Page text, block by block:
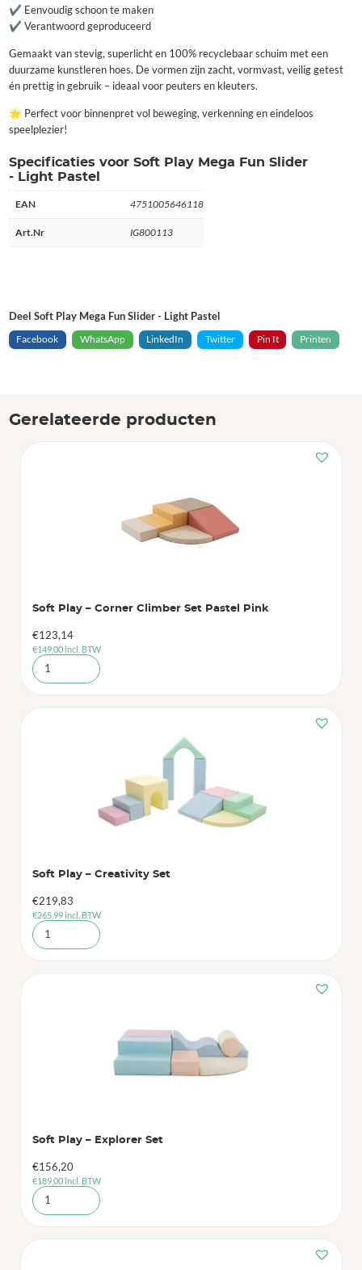
✔️ Eenvoudig schoon te maken
✔️ Verantwoord geproduceerd
Gemaakt van stevig, superlicht en 100% recyclebaar schuim met een
duurzame kunstleren hoes. De vormen zijn zacht, vormvast, veilig getest
én prettig in gebruik – ideaal voor peuters en kleuters.
🌟 Perfect voor binnenpret vol beweging, verkenning en eindeloos
speelplezier!
Specificaties voor Soft Play Mega Fun Slider
- Light Pastel
EAN 4751005646118
Art.Nr IG800113
Deel Soft Play Mega Fun Slider - Light Pastel
Facebook
WhatsApp LinkedIn Twitter Pin It Printen
Gerelateerde producten
Soft Play – Corner Climber Set Pastel Pink
€123,14
€149,00incl. BTW
Soft Play – Creativity Set
€219,83
€265,99incl. BTW
Soft Play – Explorer Set
€156,20
€189,00incl. BTW